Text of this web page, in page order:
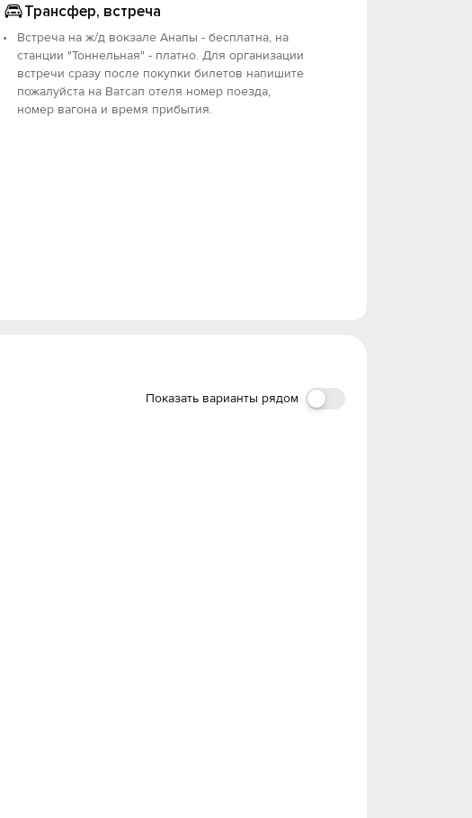
Трансфер, встреча
Встреча на ж/д вокзале Анапы - бесплатна, на
станции "Тоннельная" - платно. Для организации
встречи сразу после покупки билетов напишите
пожалуйста на Ватсап отеля номер поезда,
номер вагона и время прибытия.
Показать варианты рядом